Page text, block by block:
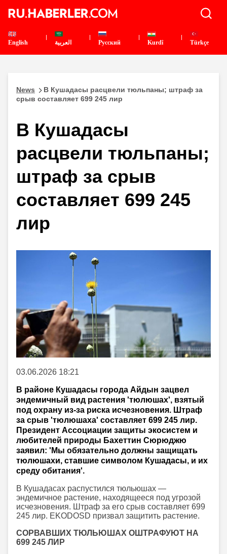
English العربية Pусский Kurdî Türkçe
News
В Кушадасы расцвели тюльпаны; штраф за
срыв составляет 699 245 лир
В Кушадасы
расцвели тюльпаны;
штраф за срыв
составляет 699 245
лир
03.06.2026 18:21
В районе Кушадасы города Айдын зацвел
эндемичный вид растения 'тюлюшах', взятый
под охрану из-за риска исчезновения. Штраф
за срыв 'тюлюшаха' составляет 699 245 лир.
Президент Ассоциации защиты экосистем и
любителей природы Бахеттин Сюрюджю
заявил: 'Мы обязательно должны защищать
тюлюшахи, ставшие символом Кушадасы, и их
среду обитания'.
В Кушадасах распустился тюльюшах —
эндемичное растение, находящееся под угрозой
исчезновения. Штраф за его срыв составляет 699
245 лир. EKODOSD призвал защитить растение.
СОРВАВШИХ ТЮЛЬЮШАХ ОШТРАФУЮТ НА
699 245 ЛИР